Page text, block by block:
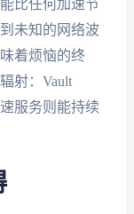
比任何加速节
未知的网络波
着烦恼的终
射：Vault
服务则能持续